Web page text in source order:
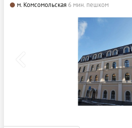
м. Комсомольская 6 мин. пешком